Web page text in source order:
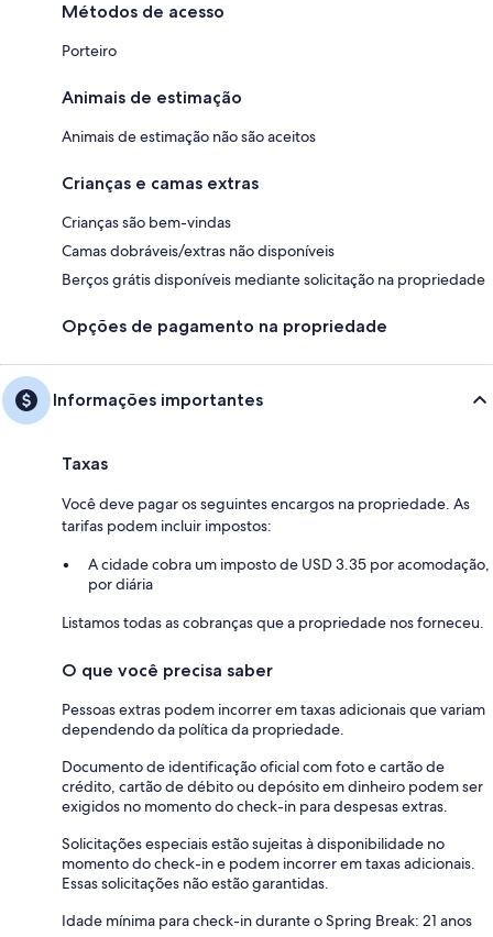
Métodos de acesso
Porteiro
Animais de estimação
Animais de estimação não são aceitos
Crianças e camas extras
Crianças são bem-vindas
Camas dobráveis/extras não disponíveis
Berços grátis disponíveis mediante solicitação na propriedade
Opções de pagamento na propriedade
Informações importantes
Taxas
Você deve pagar os seguintes encargos na propriedade. As
tarifas podem incluir impostos:
A cidade cobra um imposto de USD 3.35 por acomodação,
por diária
Listamos todas as cobranças que a propriedade nos forneceu.
O que você precisa saber
Pessoas extras podem incorrer em taxas adicionais que variam
dependendo da política da propriedade.
Documento de identificação oficial com foto e cartão de
crédito, cartão de débito ou depósito em dinheiro podem ser
exigidos no momento do check-in para despesas extras.
Solicitações especiais estão sujeitas à disponibilidade no
momento do check-in e podem incorrer em taxas adicionais.
Essas solicitações não estão garantidas.
Idade mínima para check-in durante o Spring Break: 21 anos